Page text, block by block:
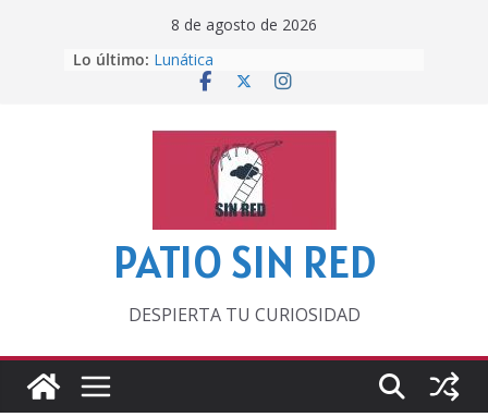
8 de agosto de 2026
Lo último: Lunática
Pero, hasta entonces…
‘La broma infinita’ de recomendar
lecturas veraniegas
Otra del Mundial
PATIO SIN RED
DESPIERTA TU CURIOSIDAD